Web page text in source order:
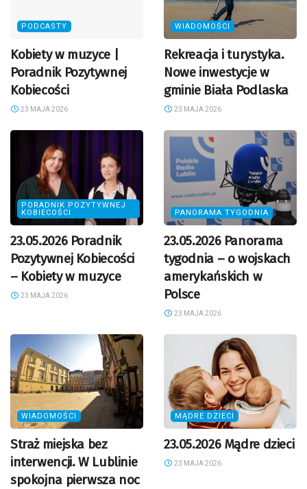
PODCASTY
Kobiety w muzyce |
Poradnik Pozytywnej
Kobiecości
23 MAJA 2026
WIADOMOŚCI
Rekreacja i turystyka.
Nowe inwestycje w
gminie Biała Podlaska
23 MAJA 2026
PORADNIK POZYTYWNEJ
KOBIECOŚCI
23.05.2026 Poradnik
Pozytywnej Kobiecości
– Kobiety w muzyce
23 MAJA 2026
PANORAMA TYGODNIA
23.05.2026 Panorama
tygodnia – o wojskach
amerykańskich w
Polsce
23 MAJA 2026
WIADOMOŚCI
Straż miejska bez
interwencji. W Lublinie
spokojna pierwsza noc
MĄDRE DZIECI
23.05.2026 Mądre dzieci
23 MAJA 2026